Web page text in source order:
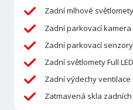
Zadní mlhové světlomety
Zadní parkovací kamera
Zadní parkovací senzory
Zadní světlomety Full LED
Zadní výdechy
Zatmavená skla